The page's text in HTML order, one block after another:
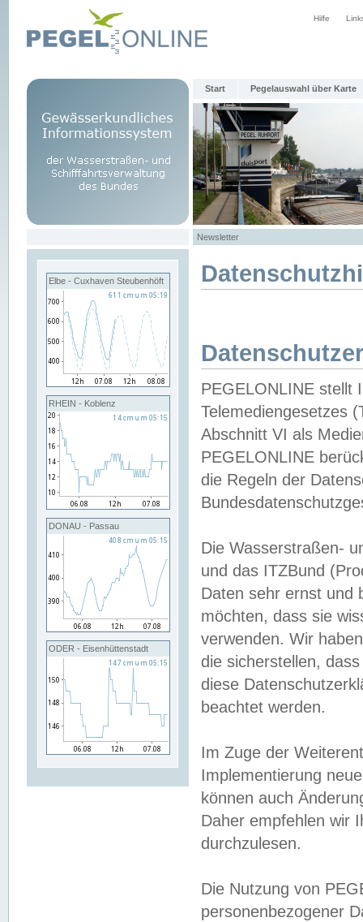
Hilfe
Start Pegelauswahl über Karte
Newsletter
Elbe - Cuxhaven Steubenhöft
RHEIN - Koblenz
DONAU - Passau
ODER - Eisenhüttenstadt
PEGELONLINE stellt
Telemediengesetzes
Abschnitt VI als
PEGELONLINE
die Regeln der
Die Wasserstraßen-
und das ITZBund
Daten sehr ernst und
möchten, dass sie
verwenden. Wir
die sicherstellen,
diese
beachtet werden.
Im Zuge der
Implementierung
können auch
Daher empfehlen wir
durchzulesen.
Die Nutzung von
personenbezogener